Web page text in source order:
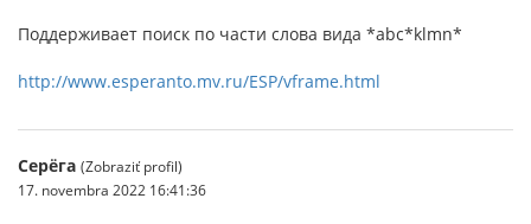
Поддерживает поиск по части слова вида *abc*klmn*
http://www.esperanto.mv.ru/ESP/vframe.html
Серёга (Zobraziť profil)
17. novembra 2022 16:41:36